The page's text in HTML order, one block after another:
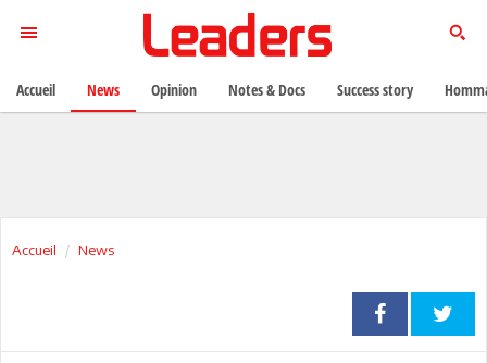
Accueil News
Accueil News Opinion Notes & Docs Success story